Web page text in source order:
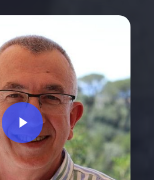
Play Video